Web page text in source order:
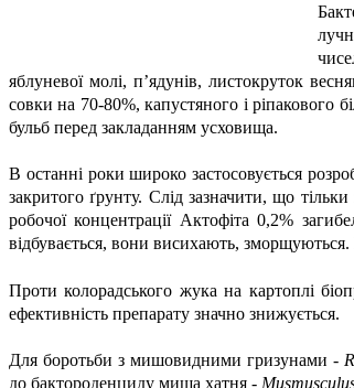
яблуневої молі, п’ядунів, листокруток
совки на 70-80%, капустяного і ріпакового
бульб перед закладанням усховища.
В останні роки широко застосовується
закритого ґрунту. Слід зазначити, що
робочої концентрації Актофіта 0,2%
відбувається, вони висихають,
Проти колорадського жука на картоплі
ефективність препарату значно знижується.
Для боротьби з мишовидними гризунами -
до бактороденциду миша хатня - Mus